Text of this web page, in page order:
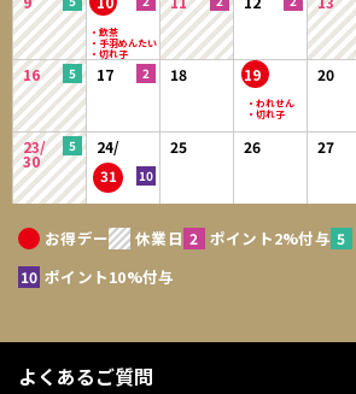
16 17 18 19 20
23/
30
24/
31
25 26 27
お得デー 休業日 ポイント2%付与
ポイント10%付与
よくあるご質問